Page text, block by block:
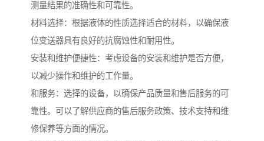
测量结果的准确性和可靠性。
材料选择：根据液体的性质选择适合的材料，以确保液
位变送器具有良好的抗腐蚀性和耐用性。
安装和维护便捷性：考虑设备的安装和维护是否方便，
以减少操作和维护的工作量。
和服务：选择的设备，以确保产品质量和售后服务的可
靠性。可以了解供应商的售后服务政策、技术支持和维
修保养等方面的情况。